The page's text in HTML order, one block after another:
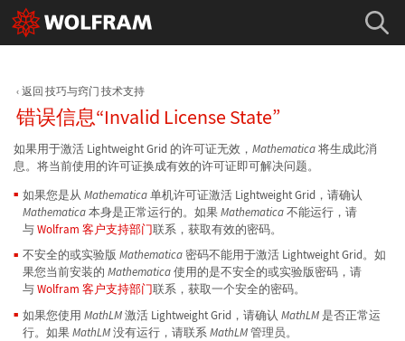
返回 技巧与窍门 技术支持
错误信息“Invalid License State”
如果用于激活 Lightweight Grid 的许可证无效， Mathematica将生成此消
息。将当前使用的许可证换成有效的许可证即可解决问题。
如果您是从 Mathematica单机许可证激活 Lightweight Grid，请确认
Mathematica本身是正常运行的。如果Mathematica不能运行，请
与Wolfram 客户支持部门联系，获取有效的密码。
不安全的或实验版 Mathematica密码不能用于激活 Lightweight Grid。如
果您当前安装的 Mathematica使用的是不安全的或实验版密码，请
与Wolfram 客户支持部门联系，获取一个安全的密码。
如果您使用 MathLM激活 Lightweight Grid，请确认 MathLM是否正常运
行。如果MathLM没有运行，请联系MathLM管理员。